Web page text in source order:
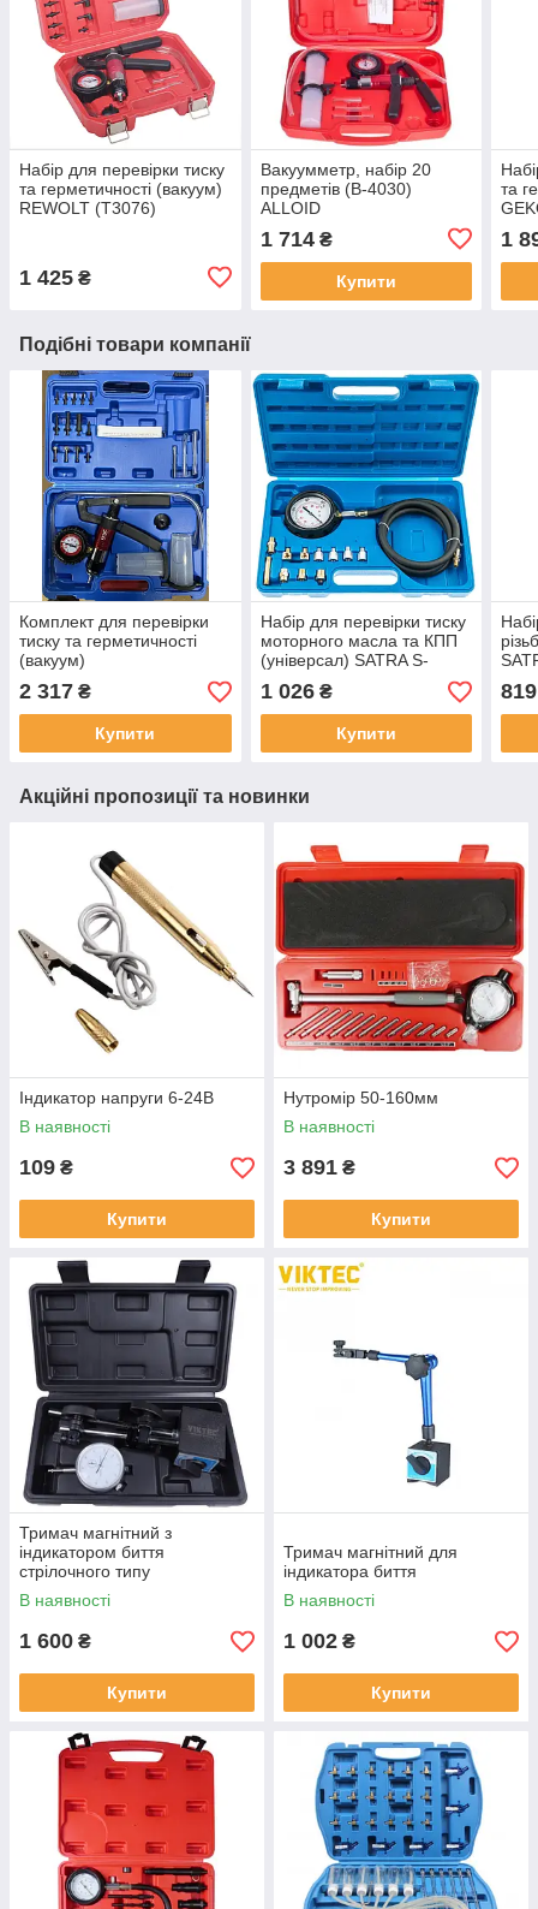
Набір для перевірки тиску
та герметичності (вакуум)
REWOLT (T3076)
1 425 ₴
Вакуумметр, набір 20
предметів (В-4030)
ALLOID
1 714₴
Купити
та
1
Подібні товари компанії
Комплект для перевірки
тиску та герметичності
(вакуум)
2 317 ₴
Купити
Набір для перевірки тиску
моторного масла та КПП
(універсал) SATRA S-
AT24PT
1 026₴
Купити
819
Акційні пропозиції та новинки
Індикатор напруги 6-24В
В наявності
109 ₴
Купити
Нутромір 50-160мм
В наявності
3 891 ₴
Купити
Тримач магнітний з
індикатором биття
стрілочного типу
В наявності
1 600 ₴
Купити
Тримач магнітний для
індикатора биття
В наявності
1 002 ₴
Купити